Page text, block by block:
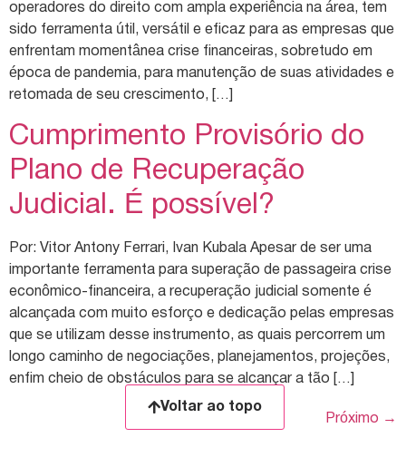
operadores do direito com ampla experiência na área, tem
sido ferramenta útil, versátil e eficaz para as empresas que
enfrentam momentânea crise financeiras, sobretudo em
época de pandemia, para manutenção de suas atividades e
retomada de seu crescimento, […]
Cumprimento Provisório do
Plano de Recuperação
Judicial. É possível?
Por: Vitor Antony Ferrari, Ivan Kubala Apesar de ser uma
importante ferramenta para superação de passageira crise
econômico-financeira, a recuperação judicial somente é
alcançada com muito esforço e dedicação pelas empresas
que se utilizam desse instrumento, as quais percorrem um
longo caminho de negociações, planejamentos, projeções,
enfim cheio de obstáculos para se alcançar a tão […]
Próximo →
Voltar ao topo